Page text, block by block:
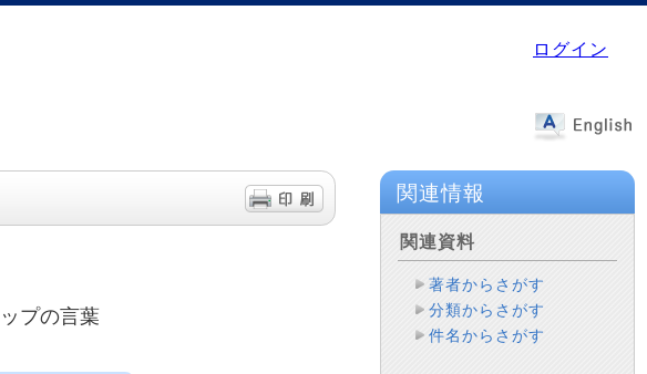
ログイン
プの言葉
関連情報
関連資料
著者からさがす
分類からさがす
件名からさがす